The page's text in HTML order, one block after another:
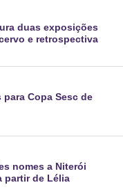
duas exposições
e retrospectiva
Copa Sesc de
nomes a Niterói
partir de Lélia